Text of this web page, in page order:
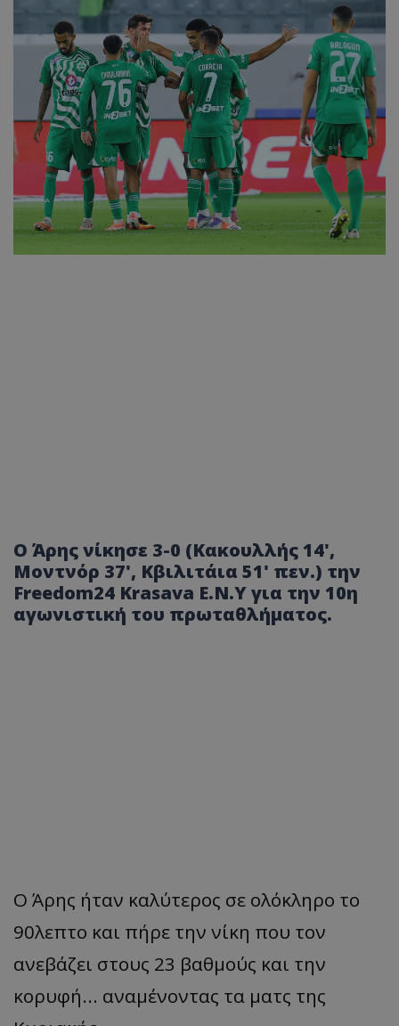
Ο Άρης νίκησε 3-0 (Κακουλλής 14',
Μοντνόρ 37', Κβιλιτάια 51' πεν.) την
Freedom24 Krasava Ε.Ν.Υ για την 10η
αγωνιστική του πρωταθλήματος.
Ο Άρης ήταν καλύτερος σε ολόκληρο το
90λεπτο και πήρε την νίκη που τον
ανεβάζει στους 23 βαθμούς και την
κορυφή... αναμένοντας τα ματς της